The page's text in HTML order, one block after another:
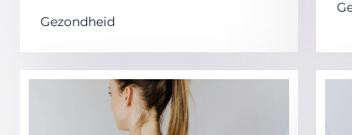
Gezondheid